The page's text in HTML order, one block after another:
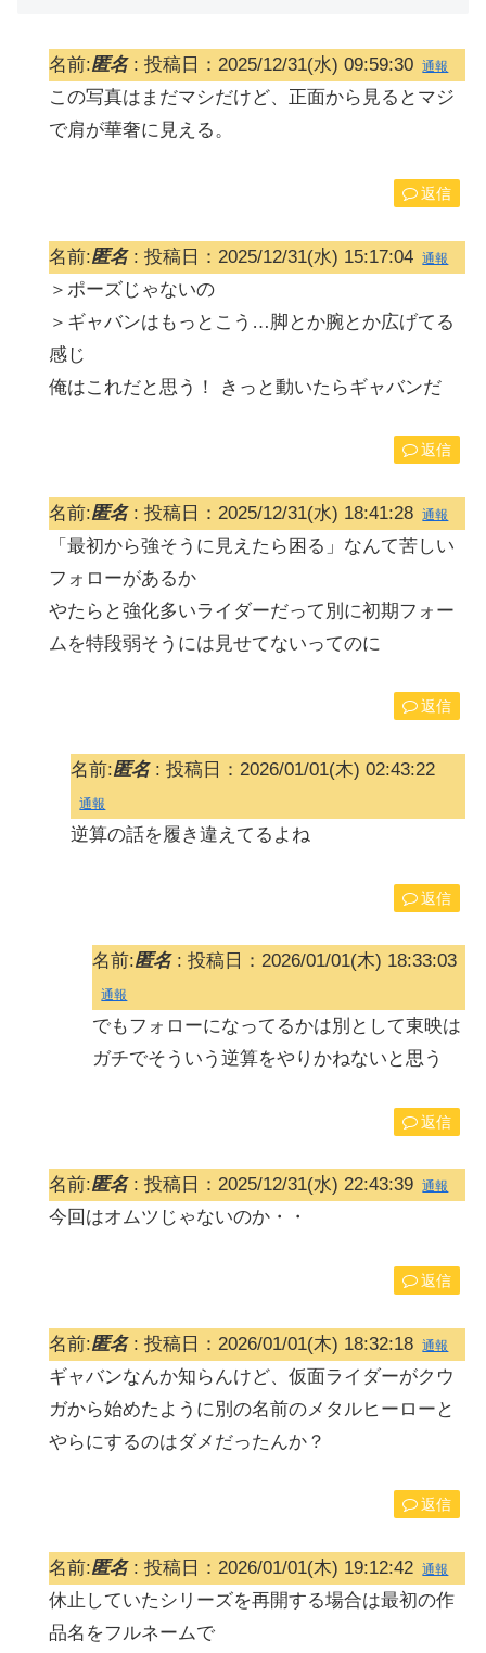
名前:匿名: 投稿日：2025/12/31(水) 09:59:30 通報
この写真はまだマシだけど、正面から見るとマジ
で肩が華奢に見える。
返信
名前:匿名: 投稿日：2025/12/31(水) 15:17:04 通報
＞ポーズじゃないの
＞ギャバンはもっとこう…脚とか腕とか広げてる
感じ
俺はこれだと思う！ きっと動いたらギャバンだ
返信
名前:匿名: 投稿日：2025/12/31(水) 18:41:28 通報
「最初から強そうに見えたら困る」なんて苦しい
フォローがあるか
やたらと強化多いライダーだって別に初期フォー
ムを特段弱そうには見せてないってのに
返信
名前:匿名: 投稿日：2026/01/01(木) 02:43:22
通報
逆算の話を履き違えてるよね
返信
名前:匿名: 投稿日：2026/01/01(木) 18:33:03
通報
でもフォローになってるかは別として東映は
ガチでそういう逆算をやりかねないと思う
返信
名前:匿名: 投稿日：2025/12/31(水) 22:43:39 通報
今回はオムツじゃないのか・・
返信
名前:匿名: 投稿日：2026/01/01(木) 18:32:18 通報
ギャバンなんか知らんけど、仮面ライダーがクウ
ガから始めたように別の名前のメタルヒーローと
やらにするのはダメだったんか？
返信
名前:匿名: 投稿日：2026/01/01(木) 19:12:42 通報
休止していたシリーズを再開する場合は最初の作
品名をフルネームで